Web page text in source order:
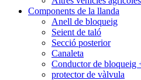
Components de la llanda
Anell de bloqueig
Seient de taló
Secció posterior
Canaleta
Conductor de bloqueig
protector de vàlvula